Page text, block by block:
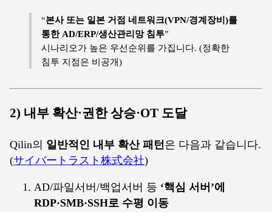
“본사 또는 일본 거점 네트워크(VPN/경계장비)를
통한 AD/ERP/생산관리망 침투”
시나리오가 높은 우선순위를 가집니다. (정확한
침투 지점은 비공개)
2) 내부 확산·권한 상승·OT 도달
Qilin의 일반적인 내부 확산 패턴은 다음과 같습니다.
(サイバートラスト株式会社)
AD/파일서버/백업서버 등 ‘핵심 서버’에
RDP·SMB·SSH로 수평 이동